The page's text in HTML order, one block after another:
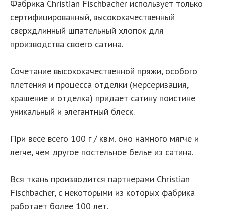
Фабрика Christian Fischbacher использует только
сертифицированный, высококачественный
сверхдлинный шпательный хлопок для
производства своего сатина.
Сочетание высококачественной пряжи, особого
плетения и процесса отделки (мерсеризация,
крашение и отделка) придает сатину поистине
уникальный и элегантный блеск.
При весе всего 100 г / кв.м. оно намного мягче и
легче, чем другое постельное белье из сатина.
Вся ткань производится партнерами Christian
Fischbacher, с некоторыми из которых фабрика
работает более 100 лет.